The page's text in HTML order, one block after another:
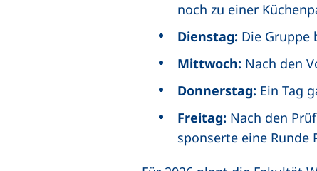
noch zu einer
Dienstag: Die Gruppe
Mittwoch: Nach den
Donnerstag: Ein Tag
Freitag: Nach den
sponserte eine Runde